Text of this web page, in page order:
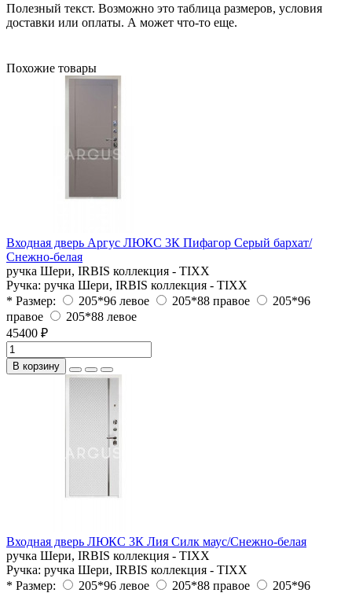
Полезный текст. Возможно это таблица размеров, условия
доставки или оплаты. А может что-то еще.
Похожие товары
Входная дверь Аргус ЛЮКС 3К Пифагор Серый бархат/
Снежно-белая
ручка Шери, IRBIS коллекция - TIXX
Ручка: ручка Шери, IRBIS коллекция - TIXX
* Размер:
205*96 левое 205*88 правое
205*96
правое
205*88 левое
45400 ₽
В корзину
Входная дверь ЛЮКС 3К Лия Силк маус/Снежно-белая
ручка Шери, IRBIS коллекция - TIXX
Ручка: ручка Шери, IRBIS коллекция - TIXX
* Размер:
205*96 левое 205*88 правое
205*96